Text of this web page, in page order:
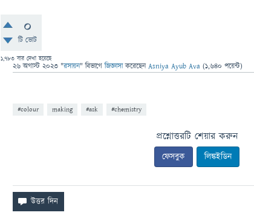
0
টি ভোট
1,783 বার দেখা হয়েছে
26 অগাস্ট 2023 "রসায়ন" বিভাগে জিজ্ঞাসাকরেছেনAsniya Ayub Ava (1,640 পয়েন্ট)
#colour making #ask #chemistry
প্রশ্নোত্তরটি শেয়ার করুন
ফেসবুক লিঙ্কইডিন